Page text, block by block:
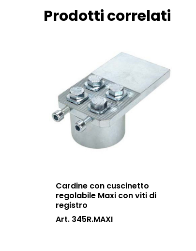
Prodotti correlati
Cardine con cuscinetto
regolabile Maxi con viti di
registro
Art. 345R.MAXI